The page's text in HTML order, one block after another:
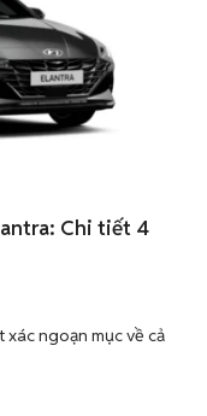
Chi tiết 4
xác ngoạn mục về cả